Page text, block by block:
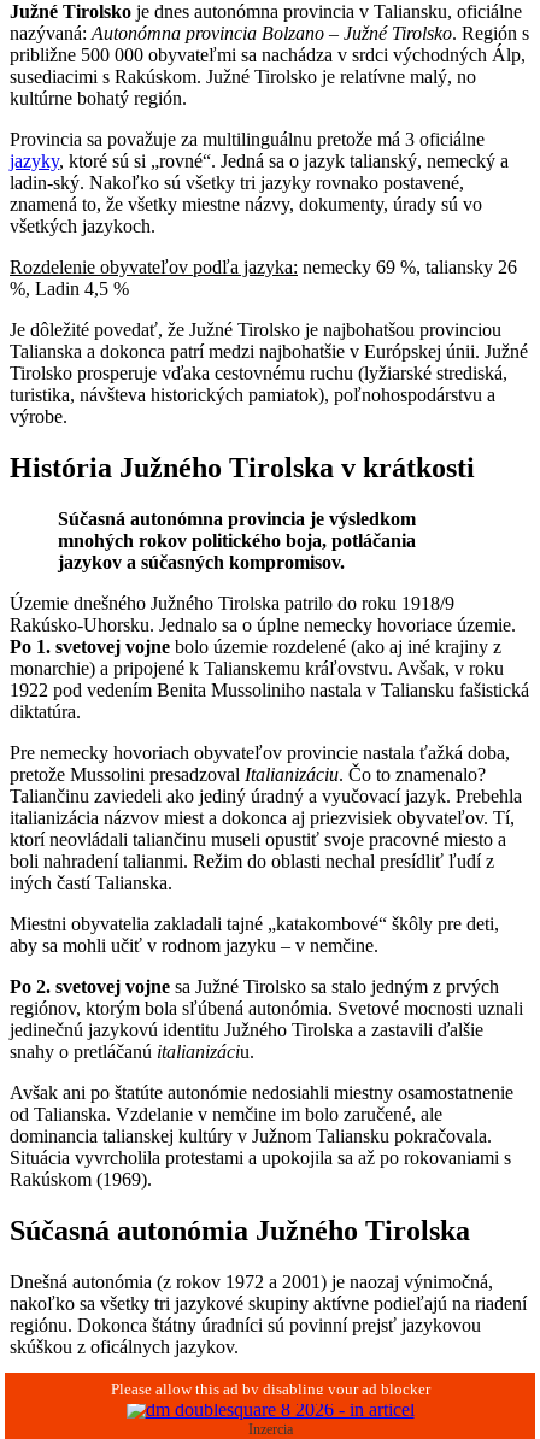
Južné Tirolsko je dnes autonómna provincia v Taliansku, oficiálne
nazývaná: Autonómna provincia Bolzano – Južné Tirolsko. Región s
približne 500 000 obyvateľmi sa nachádza v srdci východných Álp,
susediacimi s Rakúskom. Južné Tirolsko je relatívne malý, no
kultúrne bohatý región.
Provincia sa považuje za multilinguálnu pretože má 3 oficiálne
jazyky, ktoré sú si „rovné“. Jedná sa o jazyk talianský, nemecký a
ladin-ský. Nakoľko sú všetky tri jazyky rovnako postavené,
znamená to, že všetky miestne názvy, dokumenty, úrady sú vo
všetkých jazykoch.
Rozdelenie obyvateľov podľa jazyka: nemecky 69 %, taliansky 26
%, Ladin 4,5 %
Je dôležité povedať, že Južné Tirolsko je najbohatšou provinciou
Talianska a dokonca patrí medzi najbohatšie v Európskej únii. Južné
Tirolsko prosperuje vďaka cestovnému ruchu (lyžiarské strediská,
turistika, návšteva historických pamiatok), poľnohospodárstvu a
výrobe.
História Južného Tirolska v krátkosti
Súčasná autonómna provincia je výsledkom
mnohých rokov politického boja, potláčania
jazykov a súčasných kompromisov.
Územie dnešného Južného Tirolska patrilo do roku 1918/9
Rakúsko-Uhorsku. Jednalo sa o úplne nemecky hovoriace územie.
Po 1. svetovej vojne bolo územie rozdelené (ako aj iné krajiny z
monarchie) a pripojené k Talianskemu kráľovstvu. Avšak, v roku
1922 pod vedením Benita Mussoliniho nastala v Taliansku fašistická
diktatúra.
Pre nemecky hovoriach obyvateľov provincie nastala ťažká doba,
pretože Mussolini presadzoval Italianizáciu. Čo to znamenalo?
Taliančinu zaviedeli ako jediný úradný a vyučovací jazyk. Prebehla
italianizácia názvov miest a dokonca aj priezvisiek obyvateľov. Tí,
ktorí neovládali taliančinu museli opustiť svoje pracovné miesto a
boli nahradení talianmi. Režim do oblasti nechal presídliť ľudí z
iných častí Talianska.
Miestni obyvatelia zakladali tajné „katakombové“ škôly pre deti,
aby sa mohli učiť v rodnom jazyku – v nemčine.
Po 2. svetovej vojne sa Južné Tirolsko sa stalo jedným z prvých
regiónov, ktorým bola sľúbená autonómia. Svetové mocnosti uznali
jedinečnú jazykovú identitu Južného Tirolska a zastavili ďalšie
snahy o pretláčanú italianizáciu.
Avšak ani po štatúte autonómie nedosiahli miestny osamostatnenie
od Talianska. Vzdelanie v nemčine im bolo zaručené, ale
dominancia talianskej kultúry v Južnom Taliansku pokračovala.
Situácia vyvrcholila protestami a upokojila sa až po rokovaniami s
Rakúskom (1969).
Súčasná autonómia Južného Tirolska
Dnešná autonómia (z rokov 1972 a 2001) je naozaj výnimočná,
nakoľko sa všetky tri jazykové skupiny aktívne podieľajú na riadení
regiónu. Dokonca štátny úradníci sú povinní prejsť jazykovou
skúškou z oficálnych jazykov.
Inzercia